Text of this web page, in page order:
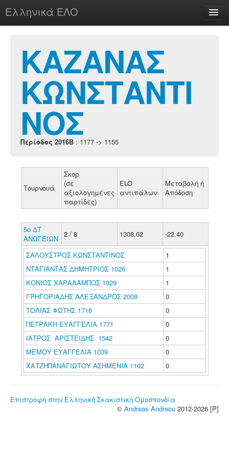
Ελληνικά ΕΛΟ
chesstu.be @ discord
Login
ΚΑΖΑΝΑΣ
ΚΩΝΣΤΑΝΤΙ
ΝΟΣ
Περίοδος 2016B : 1177 -> 1155
Τουρνουά
Σκορ
(σε
αξιολογημένες
παρτίδες)
ELO
αντιπάλων
Μεταβολή ή
Απόδοση
5ο ΔΤ
ΑΝΩΓΕΙΩΝ
2 / 8 1308.62 -22.40
ΣΑΛΟΥΣΤΡΟΣ ΚΩΝΣΤΑΝΤΙΝΟΣ
1
ΝΤΑΓΙΑΝΤΑΣ ΔΗΜΗΤΡΙΟΣ 1026
1
ΚΟΝΙΟΣ ΧΑΡΑΛΑΜΠΟΣ 1029
1
ΓΡΗΓΟΡΙΑΔΗΣ ΑΛΕΞΑΝΔΡΟΣ 2008
0
ΤΟΛΙΑΣ ΦΩΤΗΣ 1716
0
ΠΕΤΡΑΚΗ ΕΥΑΓΓΕΛΙΑ 1771
0
ΙΑΤΡΟΣ ΑΡΙΣΤΕΙΔΗΣ 1542
0
ΜΕΜΟΥ ΕΥΑΓΓΕΛΙΑ 1039
0
ΧΑΤΖΗΠΑΝΑΓΙΩΤΟΥ ΑΣΗΜΕΝΙΑ 1102
0
Επιστροφή στην Ελληνική Σκακιστική Ομοσπονδία
© Andreas Andreou 2012-2026 [P]